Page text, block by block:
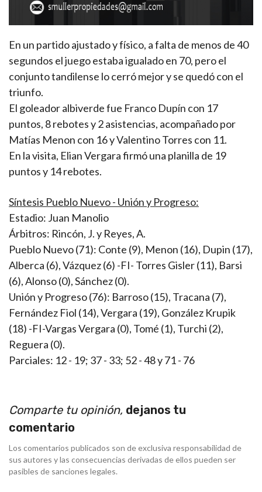
En un partido ajustado y físico, a falta de menos de 40
segundos el juego estaba igualado en 70, pero el
conjunto tandilense lo cerró mejor y se quedó con el
triunfo.
El goleador albiverde fue Franco Dupín con 17
puntos, 8 rebotes y 2 asistencias, acompañado por
Matías Menon con 16 y Valentino Torres con 11.
En la visita, Elian Vergara firmó una planilla de 19
puntos y 14 rebotes.
Síntesis Pueblo Nuevo - Unión y Progreso:
Estadio: Juan Manolio
Árbitros: Rincón, J. y Reyes, A.
Pueblo Nuevo (71): Conte (9), Menon (16), Dupin (17),
Alberca (6), Vázquez (6) -FI- Torres Gisler (11), Barsi
(6), Alonso (0), Sánchez (0).
Unión y Progreso (76): Barroso (15), Tracana (7),
Fernández Fiol (14), Vergara (19), González Krupik
(18) -FI-Vargas Vergara (0), Tomé (1), Turchi (2),
Reguera (0).
Parciales: 12 - 19; 37 - 33; 52 - 48 y 71 - 76
Comparte tu opinión, dejanos tu
comentario
Los comentarios publicados son de exclusiva responsabilidad de
sus autores y las consecuencias derivadas de ellos pueden ser
pasibles de sanciones legales.